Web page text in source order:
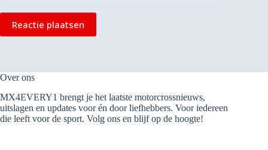
Reactie plaatsen
Over ons
MX4EVERY1 brengt je het laatste motorcrossnieuws,
uitslagen en updates voor én door liefhebbers. Voor iedereen
die leeft voor de sport. Volg ons en blijf op de hoogte!